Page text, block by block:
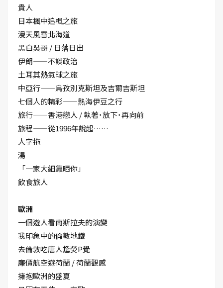
貴人
日本楓中追楓之旅
漫天風雪北海道
黑白吳哥 / 日落日出
伊朗——不談政治
土耳其熱氣球之旅
中亞行——烏孜別克斯坦及吉爾吉斯坦
七個人的精彩——熱海伊豆之行
旅行——香港戀人 / 執著˙放下˙再向前
旅程——從1996年說起……
人字拖
湯
「一家大細靠晒你」
飲食旅人
歐洲
一個遊人看南斯拉夫的演變
我印象中的倫敦地鐵
去倫敦吃唐人尷熒P覺
廉價航空遊荷蘭 / 荷蘭觀感
擁抱歐洲的盛夏